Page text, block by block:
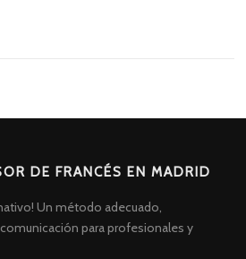
DE FRANCÉS EN MADRID
Un método adecuado,
para profesionales y